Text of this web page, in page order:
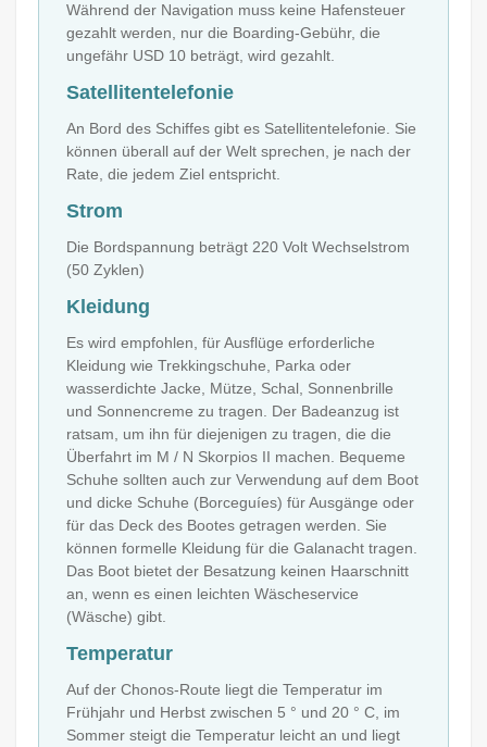
Während der Navigation muss keine Hafensteuer
gezahlt werden, nur die Boarding-Gebühr, die
ungefähr USD 10 beträgt, wird gezahlt.
Satellitentelefonie
An Bord des Schiffes gibt es Satellitentelefonie. Sie
können überall auf der Welt sprechen, je nach der
Rate, die jedem Ziel entspricht.
Strom
Die Bordspannung beträgt 220 Volt Wechselstrom
(50 Zyklen)
Kleidung
Es wird empfohlen, für Ausflüge erforderliche
Kleidung wie Trekkingschuhe, Parka oder
wasserdichte Jacke, Mütze, Schal, Sonnenbrille
und Sonnencreme zu tragen. Der Badeanzug ist
ratsam, um ihn für diejenigen zu tragen, die die
Überfahrt im M / N Skorpios II machen. Bequeme
Schuhe sollten auch zur Verwendung auf dem Boot
und dicke Schuhe (Borceguíes) für Ausgänge oder
für das Deck des Bootes getragen werden. Sie
können formelle Kleidung für die Galanacht tragen.
Das Boot bietet der Besatzung keinen Haarschnitt
an, wenn es einen leichten Wäscheservice
(Wäsche) gibt.
Temperatur
Auf der Chonos-Route liegt die Temperatur im
Frühjahr und Herbst zwischen 5 ° und 20 ° C, im
Sommer steigt die Temperatur leicht an und liegt